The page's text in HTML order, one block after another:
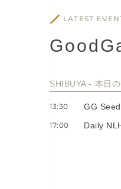
LATEST
Good G
SHIBUYA - 本⽇
13:30 GG
17:00 Daily